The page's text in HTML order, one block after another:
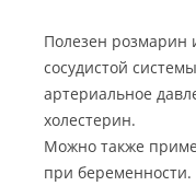
Полезен розмарин
сосудистой
артериальное
холестерин.
Можно также
при